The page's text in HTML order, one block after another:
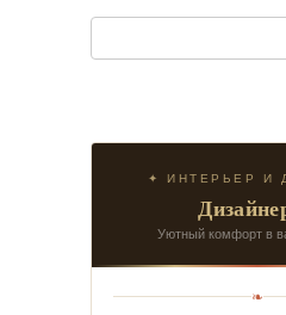
✦ ИНТЕРЬЕР И
Уютный комфорт в
❧